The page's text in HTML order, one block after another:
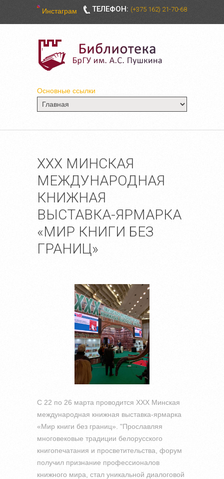
ТЕЛЕФОН: (+375 162) 21-70-68
Инстаграм
Основные ссылки
ХХХ МИНСКАЯ
МЕЖДУНАРОДНАЯ
КНИЖНАЯ
ВЫСТАВКА-ЯРМАРКА
«МИР КНИГИ БЕЗ
ГРАНИЦ»
С 22 по 26 марта проводится ХХХ Минская
международная книжная выставка-ярмарка
«Мир книги без границ». "Прославляя
многовековые традиции белорусского
книгопечатания и просветительства, форум
получил признание профессионалов
книжного мира, стал уникальной диалоговой